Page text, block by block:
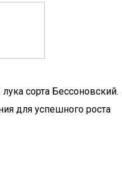
сорта Бессоновский.
для успешного роста